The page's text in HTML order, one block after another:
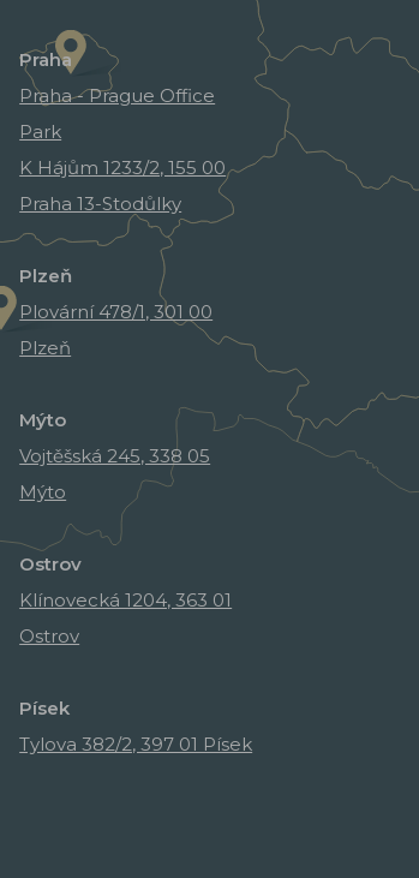
Praha
Praha - Prague Office
Park
K Hájům 1233/2, 155 00
Praha 13-Stodůlky
Plzeň
Plovární 478/1, 301 00
Plzeň
Mýto
Vojtěšská 245, 338 05
Mýto
Ostrov
Klínovecká 1204, 363 01
Ostrov
Písek
Tylova 382/2, 397 01 Písek